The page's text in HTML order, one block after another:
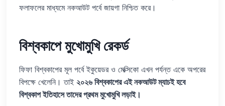
ফলাফলের মাধ্যমে নকআউট পর্বে জায়গা নিশ্চিত করে।
বিশ্বকাপে মুখোমুখি রেকর্ড
ফিফা বিশ্বকাপের মূল পর্বে ইকুয়েডর ও মেক্সিকো এখন পর্যন্ত একে অপরের
বিপক্ষে খেলেনি। তাই ২০২৬ বিশ্বকাপের এই নকআউট ম্যাচই হবে
বিশ্বকাপ ইতিহাসে তাদের প্রথম মুখোমুখি লড়াই।